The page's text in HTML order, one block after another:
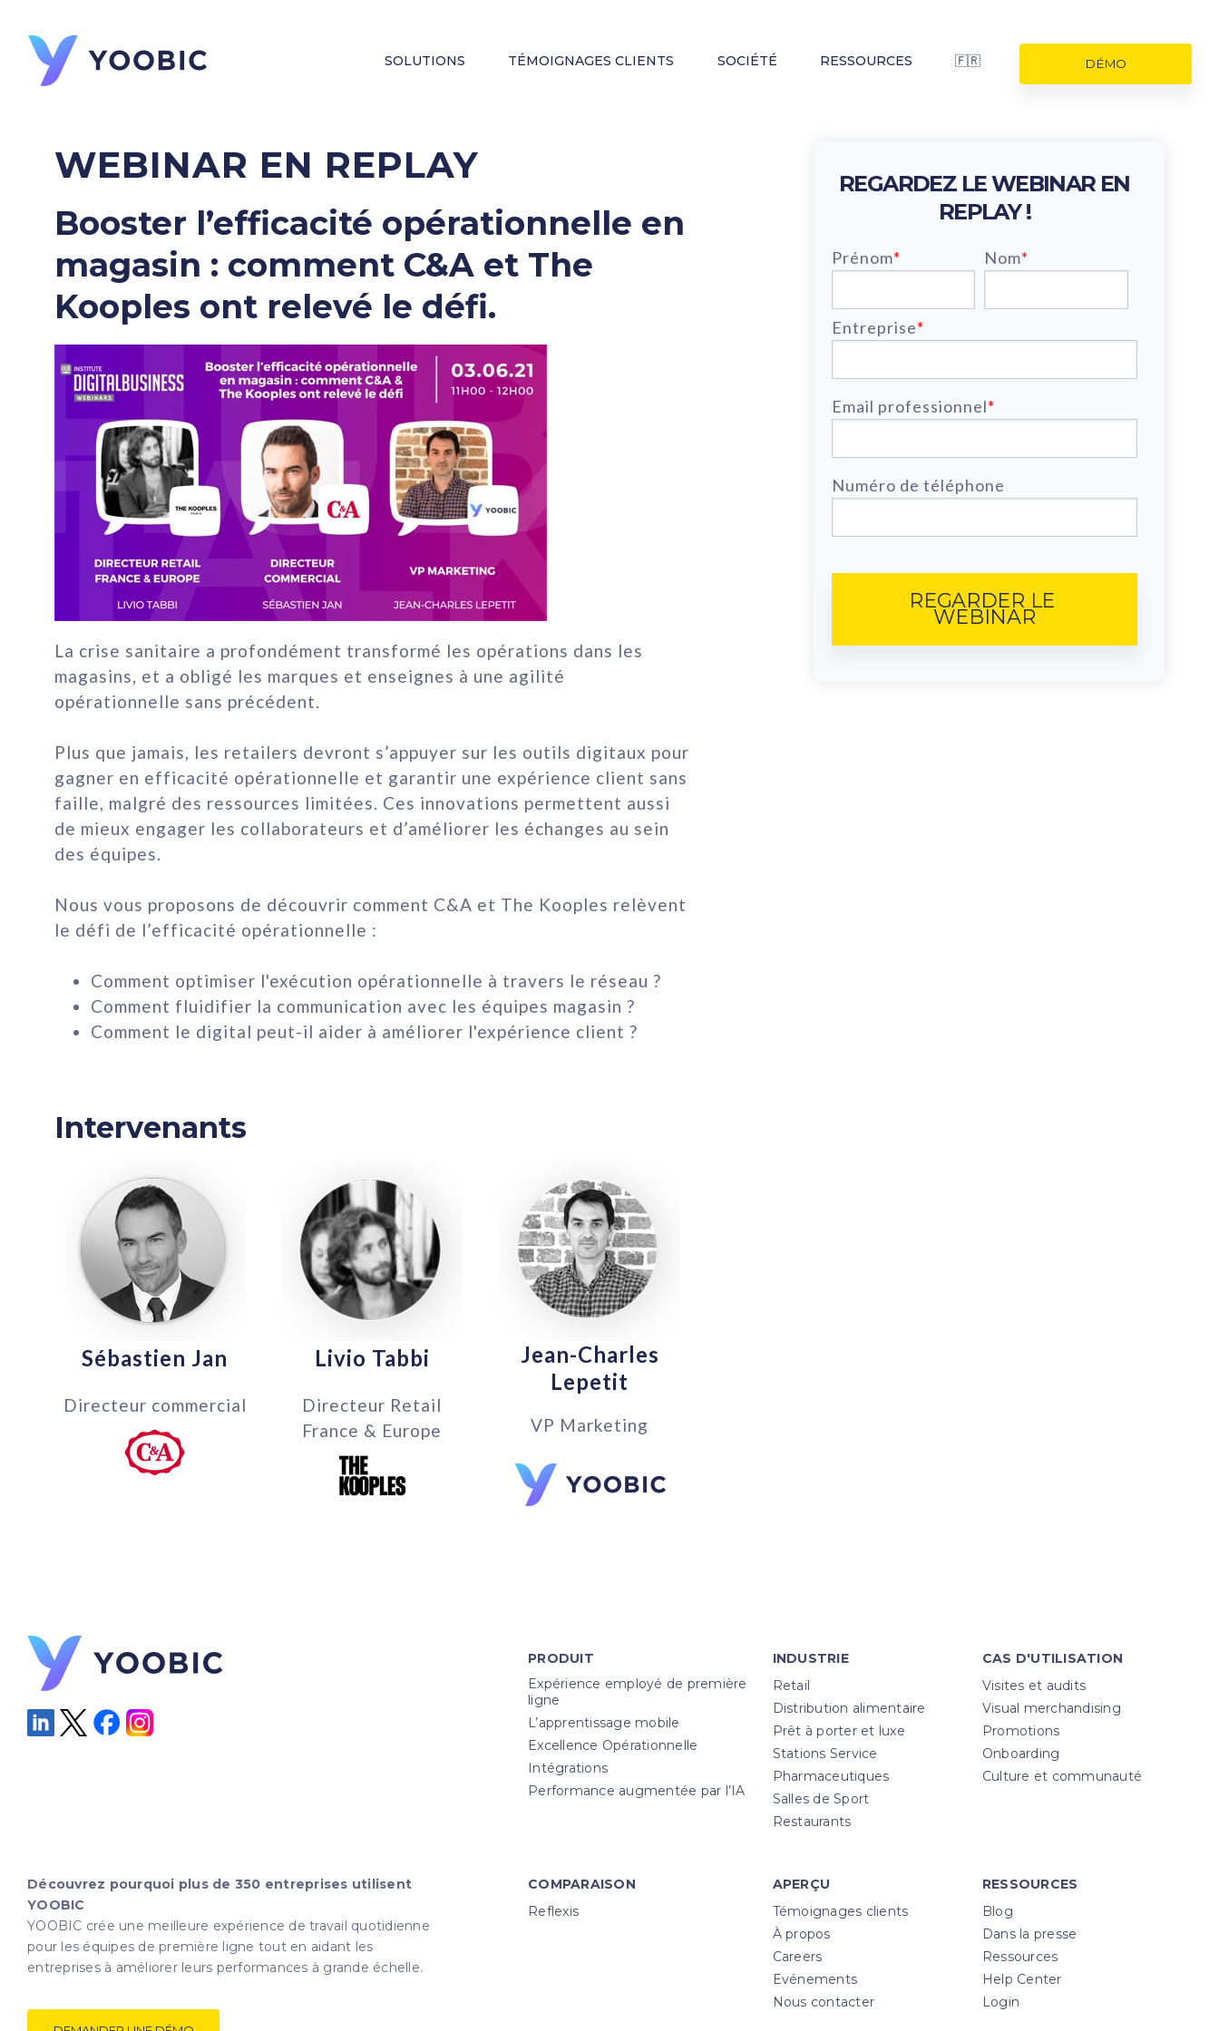
SOLUTIONS TÉMOIGNAGES CLIENTS SOCIÉTÉ RESSOURCES 🇫🇷 DÉMO
WEBINAR EN REPLAY
Booster l’efficacité opérationnelle en
magasin : comment C&A et The
Kooples ont relevé le défi.
La crise sanitaire a profondément transformé les opérations dans les
magasins, et a obligé les marques et enseignes à une agilité
opérationnelle sans précédent.
Plus que jamais, les retailers devront s’appuyer sur les outils digitaux pour
gagner en efficacité opérationnelle et garantir une expérience client sans
faille, malgré des ressources limitées. Ces innovations permettent aussi
de mieux engager les collaborateurs et d’améliorer les échanges au sein
des équipes.
Nous vous proposons de découvrir comment C&A et The Kooples relèvent
le défi de l’efficacité opérationnelle :
Comment optimiser l'exécution opérationnelle à travers le réseau ?
Comment fluidifier la communication avec les équipes magasin ?
Comment le digital peut-il aider à améliorer l'expérience client ?
Intervenants
Sébastien Jan
Directeur commercial
Livio Tabbi
Directeur Retail
France & Europe
Jean-Charles
Lepetit
VP Marketing
REGARDEZ LE WEBINAR EN
REPLAY !
Prénom* Nom*
Entreprise*
Email professionnel*
Numéro de téléphone
PRODUIT
Expérience employé de première
ligne
L’apprentissage mobile
Excellence Opérationnelle
Intégrations
Performance augmentée par l’IA
INDUSTRIE
Retail
Distribution alimentaire
Prêt à porter et luxe
Stations Service
Pharmaceutiques
Salles de Sport
Restaurants
CAS D'UTILISATION
Visites et audits
Visual merchandising
Promotions
Onboarding
Culture et communauté
Découvrez pourquoi plus de 350 entreprises utilisent
YOOBIC
YOOBIC crée une meilleure expérience de travail quotidienne
pour les équipes de première ligne tout en aidant les
entreprises à améliorer leurs performances à grande échelle.
COMPARAISON
Reflexis
APERÇU
Témoignages clients
À propos
Careers
Evénements
Nous contacter
RESSOURCES
Blog
Dans la presse
Ressources
Help Center
Login